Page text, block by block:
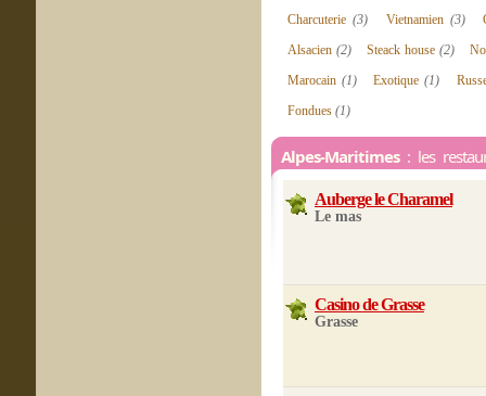
Charcuterie(3) Vietnamien (3)
Alsacien (2) Steack house (2)
Marocain (1) Exotique(1)
Fondues (1)
Alpes-Maritimes: les
Auberge le Charamel
Le mas
Casino de Grasse
Grasse